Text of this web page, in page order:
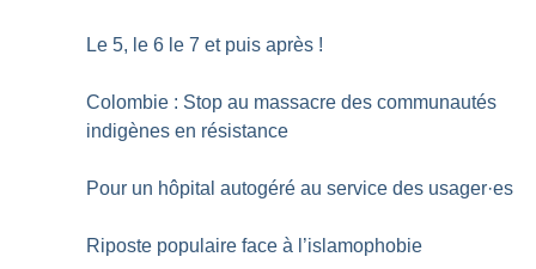
Le 5, le 6 le 7 et puis après !
Colombie : Stop au massacre des communautés
indigènes en résistance
Pour un hôpital autogéré au service des usager·es
Riposte populaire face à l’islamophobie